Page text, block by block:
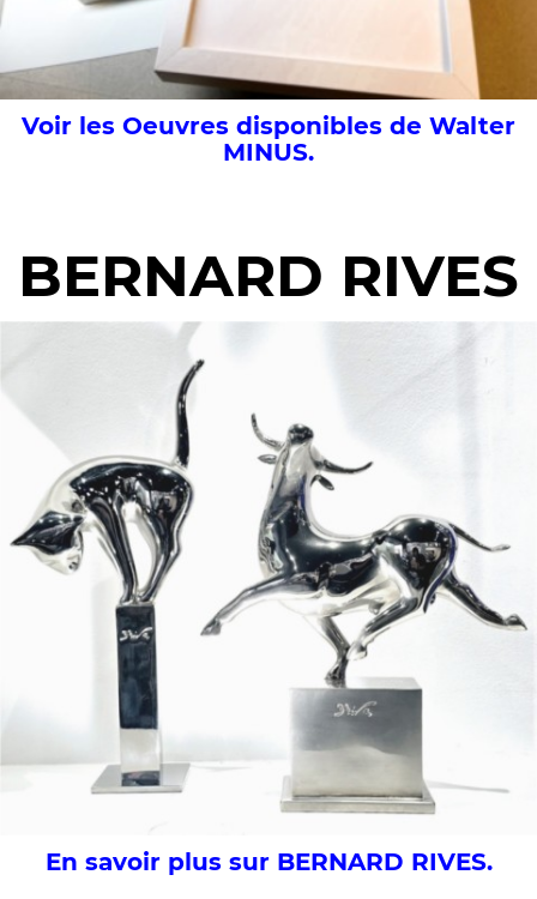
Voir les Oeuvres disponibles de Walter
MINUS.
BERNARD RIVES
En savoir plus sur BERNARD RIVES.